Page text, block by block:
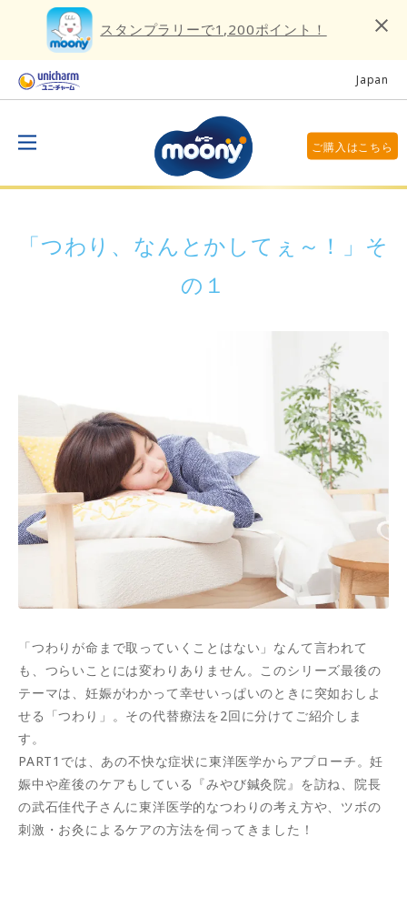
スタンプラリーで1,200ポイント！
Japan
ご購入はこちら
「つわり、なんとかしてぇ～！」そ
の１
「つわりが命まで取っていくことはない」なんて言われて
も、つらいことには変わりありません。このシリーズ最後の
テーマは、妊娠がわかって幸せいっぱいのときに突如おしよ
せる「つわり」。その代替療法を2回に分けてご紹介しま
す。
PART1では、あの不快な症状に東洋医学からアプローチ。妊
娠中や産後のケアもしている『みやび鍼灸院』を訪ね、院長
の武石佳代子さんに東洋医学的なつわりの考え方や、ツボの
刺激・お灸によるケアの方法を伺ってきました！